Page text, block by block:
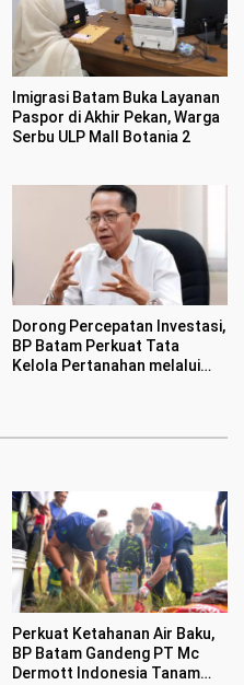
Imigrasi Batam Buka Layanan
Paspor di Akhir Pekan, Warga
Serbu ULP Mall Botania 2
Dorong Percepatan Investasi,
BP Batam Perkuat Tata
Kelola Pertanahan melalui
Perkuat Ketahanan Air Baku,
BP Batam Gandeng PT Mc
Dermott Indonesia Tanam